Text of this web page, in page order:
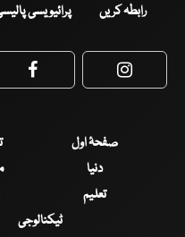
رابطہ کریں پرائیویسی
Facebook
صفحۂ اول
دنیا
تعلیم
ٹیکنالوجی